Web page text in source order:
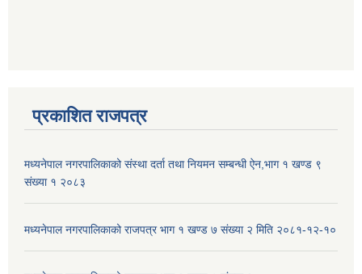
प्रकाशित राजपत्र
मध्यनेपाल नगरपालिकाको संस्था दर्ता तथा नियमन सम्बन्धी ऐन,भाग १ खण्ड ९
संख्या १ २०८३
मध्यनेपाल नगरपालिकाको राजपत्र भाग १ खण्ड ७ संख्या २ मिति २०८१-१२-१०